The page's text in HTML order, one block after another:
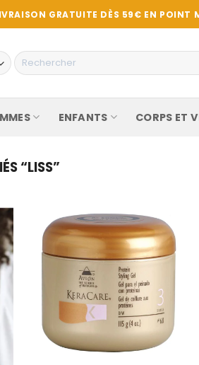
GRATUITE DÈS 59€ EN POINT
Recherche
pour :
ENFANTS CORPS ET
“LISS”